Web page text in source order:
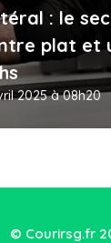
: le
plat et
2025 à 08h20
© Courirsg.fr